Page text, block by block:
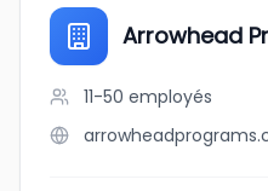
Arrowhead
11-50 employés